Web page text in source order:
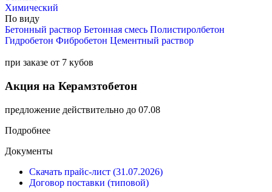
Химический
По виду
Бетонный раствор Бетонная смесь Полистиролбетон
Гидробетон Фибробетон Цементный раствор
при заказе от 7 кубов
Акция на Керамзтобетон
предложение действительно до 07.08
Подробнее
Документы
Скачать прайс-лист (31.07.2026)
Договор поставки (типовой)